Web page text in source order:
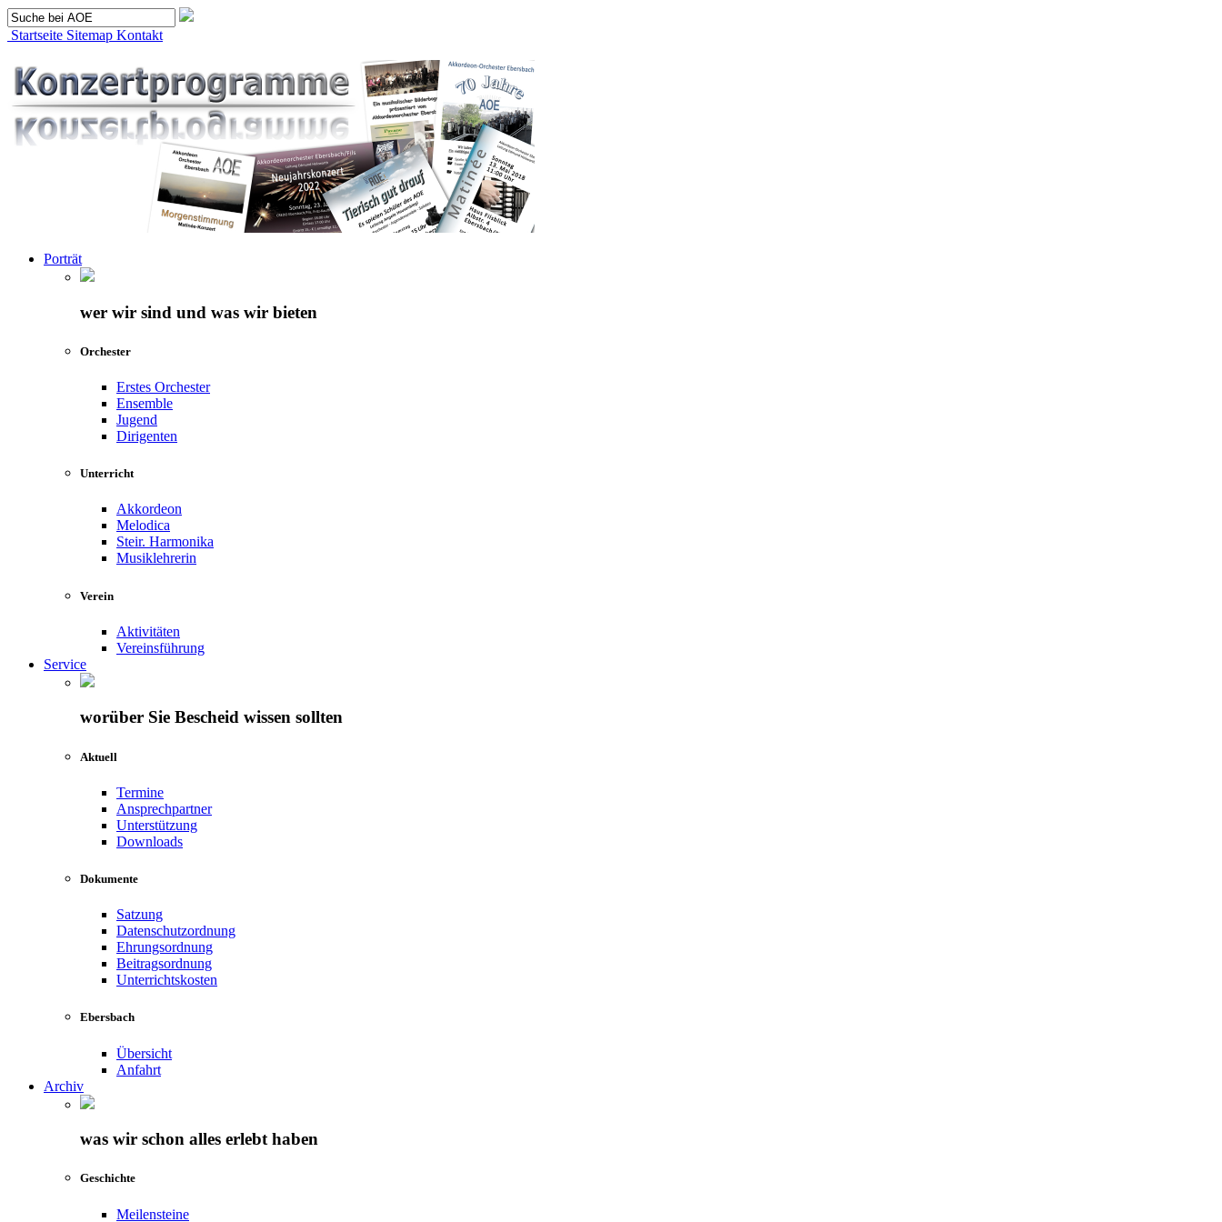
Startseite Sitemap Kontakt
Porträt
wer wir sind und was wir bieten
Orchester
Erstes Orchester
Ensemble
Jugend
Dirigenten
Unterricht
Akkordeon
Melodica
Steir. Harmonika
Musiklehrerin
Verein
Aktivitäten
Vereinsführung
Service
worüber Sie Bescheid wissen sollten
Aktuell
Termine
Ansprechpartner
Unterstützung
Downloads
Dokumente
Satzung
Datenschutzordnung
Ehrungsordnung
Beitragsordnung
Unterrichtskosten
Ebersbach
Übersicht
Anfahrt
Archiv
was wir schon alles erlebt haben
Geschichte
Meilensteine